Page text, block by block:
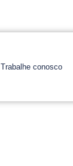
Trabalhe conosco